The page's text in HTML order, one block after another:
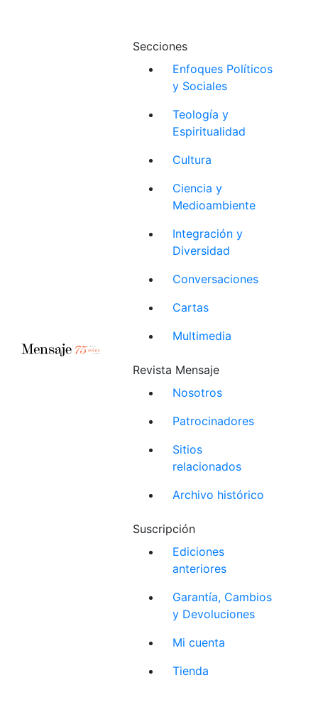
Secciones
Enfoques Políticos
y Sociales
Teología y
Espiritualidad
Cultura
Ciencia y
Medioambiente
Integración y
Diversidad
Conversaciones
Cartas
Multimedia
Revista Mensaje
Nosotros
Patrocinadores
Sitios
relacionados
Archivo histórico
Suscripción
Ediciones
anteriores
Garantía, Cambios
y Devoluciones
Mi cuenta
Tienda